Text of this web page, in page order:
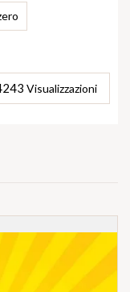
Visualizzazioni